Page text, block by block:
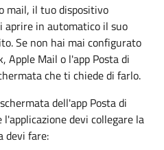
mail, il tuo dispositivo
aprire in automatico il suo
Se non hai mai configurato
Apple Mail o l'app Posta di
che ti chiede di farlo.
dell'app Posta di
devi collegare la
devi fare: